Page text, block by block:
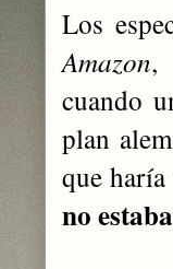
Los
Amazon,
cuando
plan
que
no